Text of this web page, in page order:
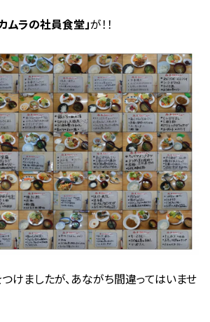
ムラの社員食堂」が！！
けましたが、あながち間違ってはいませ